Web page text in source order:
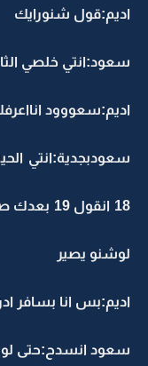
اديم:قول شنورايك
سعود:انتي خلصي
اديم:سعووود
18 انقول
لوشنو يصير
اديم:بس انا بسافر
سعود انسدح:حتى لو